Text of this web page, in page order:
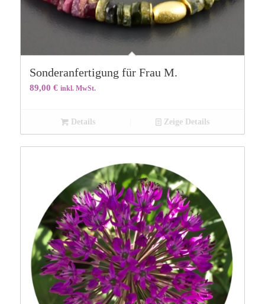
Sonderanfertigung für Frau M.
89,00 € inkl. MwSt.
Details Zeige Details